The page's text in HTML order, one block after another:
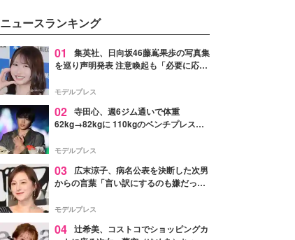
性を秘めた、革新的な「Water
Capturing Skin（ウォーターキャ
プチャリングスキン：捕水肌）」
技術を、花王が構築した。
ニュースランキング
01
集英社、日向坂46藤嶌果歩の写真集
を巡り声明発表 注意喚起も「必要に応じ
モデルプレス
02 寺田心、週6ジム通いで体重
62kg→82kgに 110kgのベンチプレス持
「かっこいい」と反響
モデルプレス
03
広末涼子、病名公表を決断した次男
からの言葉「言い訳にするのも嫌だっ
モデルプレス
04 辻希美、コストコでショッピングカ